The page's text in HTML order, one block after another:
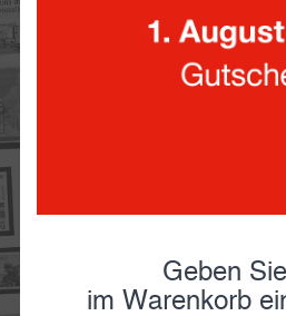
Geben
im Warenkorb